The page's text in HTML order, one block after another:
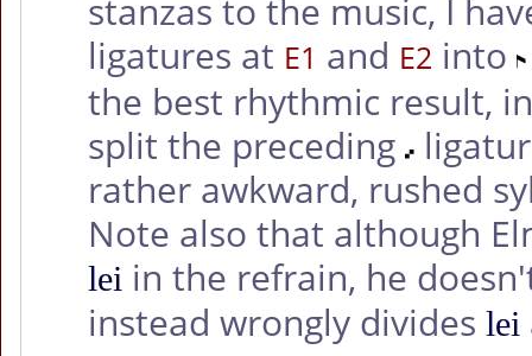
stanzas to the music, I
ligatures at E1 and E2 into
the best rhythmic result,
split the preceding
rather awkward, rushed
Note also that although
lei in the refrain, he
instead wrongly divides lei